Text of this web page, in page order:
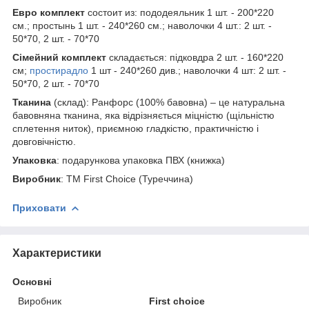
Евро комплект состоит из: пододеяльник 1 шт. - 200*220
см.; простынь 1 шт. - 240*260 см.; наволочки 4 шт.: 2 шт. -
50*70, 2 шт. - 70*70
Сімейний комплект складається: підковдра 2 шт. - 160*220
см; простирадло 1 шт - 240*260 див.; наволочки 4 шт: 2 шт. -
50*70, 2 шт. - 70*70
Тканина (склад): Ранфорс (100% бавовна) – це натуральна
бавовняна тканина, яка відрізняється міцністю (щільністю
сплетення ниток), приємною гладкістю, практичністю і
довговічністю.
Упаковка: подарункова упаковка ПВХ (книжка)
Виробник: ТМ First Choice (Туреччина)
Приховати
Характеристики
Основні
Виробник
First choice